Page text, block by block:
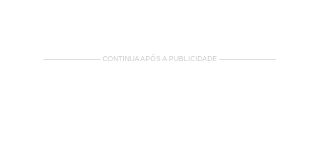
———————— CONTINUA APÓS A PUBLICIDADE ————————